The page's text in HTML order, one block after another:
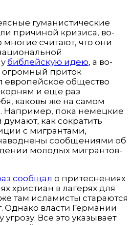
гуманистические
причиной кризиса, во-
многие считают, что они
библейскую идею, а во-
огромный приток
европейское общество
корням и еще раз
каковы же на самом
Например, пока немецкие
как сократить
с мигрантами,
сообщениями об
молодых мигрантов-
сообщал о притеснениях
христиан в лагерях для
там исламисты стараются
Однако власти Германии
Все это указывает